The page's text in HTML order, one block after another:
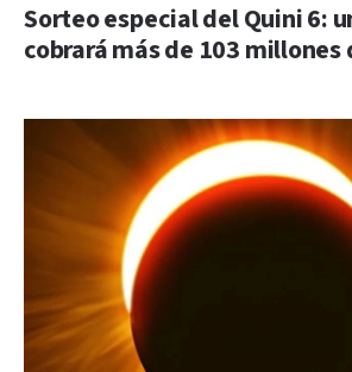
Sorteo especial del Quini 6:
cobrará más de 103 millones